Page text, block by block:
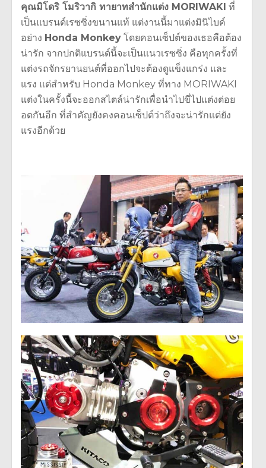
คุณมิโดริ โมริวากิ ทายาทสำนักแต่ง MORIWAKI ที่
เป็นแบรนด์เรซซิ่งขนานแท้ แต่งานนี้มาแต่งมินิไบค์
อย่าง Honda Monkey โดยคอนเซ็ปต์ของเธอคือต้อง
น่ารัก จากปกติแบรนด์นี้จะเป็นแนวเรซซิ่ง คือทุกครั้งที่
แต่งรถจักรยานยนต์ที่ออกไปจะต้องดูแข็งแกร่ง และ
แรง แต่สำหรับ Honda Monkey ที่ทาง MORIWAKI
แต่งในครั้งนี้จะออกสไตล์น่ารักเพื่อนำไปขี่ไปแต่งต่อย
อดกันอีก ที่สำคัญยังคงคอนเซ็ปต์ว่าถึงจะน่ารักแต่ยัง
แรงอีกด้วย